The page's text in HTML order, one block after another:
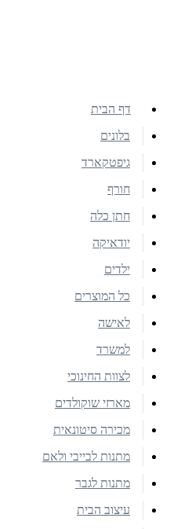
דף הבית
בלונים
גיפטקארד
חורף
חתן כלה
יודאיקה
ילדים
כל המוצרים
לאישה
למשרד
לצוות החינוכי
מארזי שוקולדים
מכירה סיטונאית
מתנות לבייבי ולאם
מתנות לגבר
עיצוב הבית